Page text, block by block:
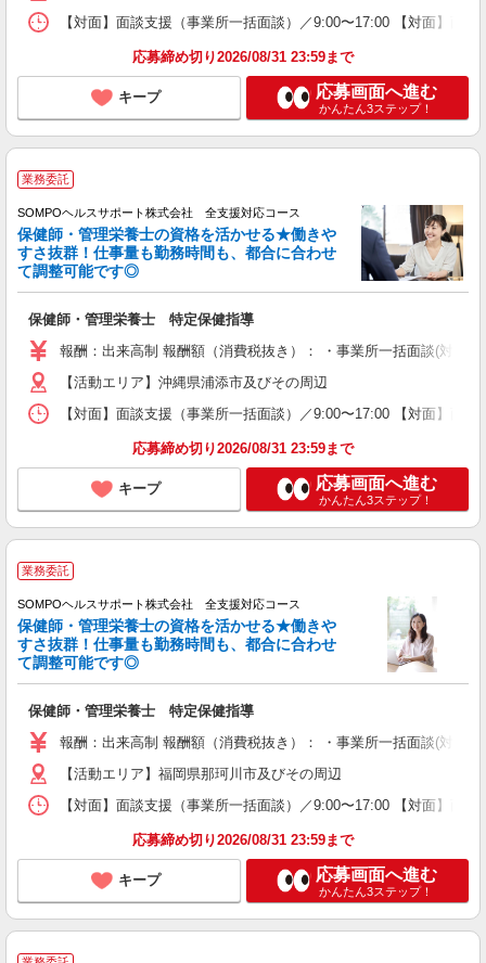
【対面】面談支援（事業所一括面談）／9:00〜17:00 【対面】面
応募締め切り2026/08/31 23:59まで
キープ 応募画面へ進む
かんたん3ステップ！
業務委託
SOMPOヘルスサポート株式会社 全支援対応コース
保健師・管理栄養士の資格を活かせる★働きや
すさ抜群！仕事量も勤務時間も、都合に合わせ
て調整可能です◎
保健師・管理栄養士 特定保健指導
報酬：出来高制 報酬額（消費税抜き）： ・事業所一括面談(対
【活動エリア】沖縄県浦添市及びその周辺
【対面】面談支援（事業所一括面談）／9:00〜17:00 【対面】面
応募締め切り2026/08/31 23:59まで
キープ 応募画面へ進む
かんたん3ステップ！
業務委託
SOMPOヘルスサポート株式会社 全支援対応コース
保健師・管理栄養士の資格を活かせる★働きや
すさ抜群！仕事量も勤務時間も、都合に合わせ
て調整可能です◎
保健師・管理栄養士 特定保健指導
報酬：出来高制 報酬額（消費税抜き）： ・事業所一括面談(対
【活動エリア】福岡県那珂川市及びその周辺
【対面】面談支援（事業所一括面談）／9:00〜17:00 【対面】面
応募締め切り2026/08/31 23:59まで
キープ 応募画面へ進む
かんたん3ステップ！